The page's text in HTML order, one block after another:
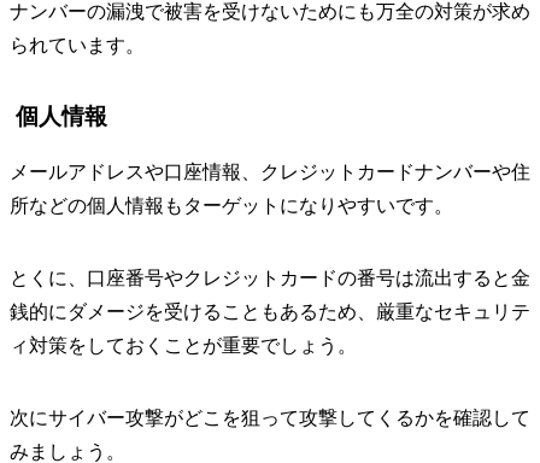
ナンバーの漏洩で被害を受けないためにも万全の対策が求め
られています。
個人情報
メールアドレスや口座情報、クレジットカードナンバーや住
所などの個人情報もターゲットになりやすいです。
とくに、口座番号やクレジットカードの番号は流出すると金
銭的にダメージを受けることもあるため、厳重なセキュリテ
ィ対策をしておくことが重要でしょう。
次にサイバー攻撃がどこを狙って攻撃してくるかを確認して
みましょう。